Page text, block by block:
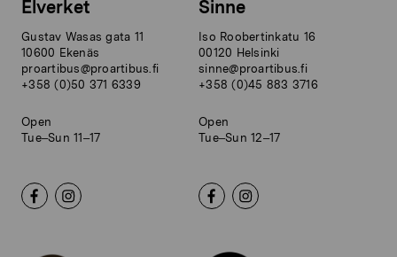
Elverket
Gustav Wasas gata 11
10600 Ekenäs
proartibus@proartibus.fi
+358 (0)50 371 6339
Open
Tue–Sun 11–17
Sinne
Iso Roobertinkatu 16
00120 Helsinki
sinne@proartibus.fi
+358 (0)45 883 3716
Open
Tue–Sun 12–17